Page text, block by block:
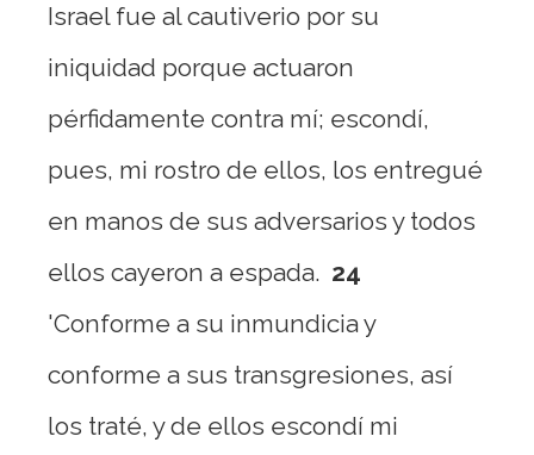
Israel fue al cautiverio por su
iniquidad porque actuaron
pérfidamente contra mí; escondí,
pues, mi rostro de ellos, los entregué
en manos de sus adversarios y todos
ellos cayeron a espada. 24
'Conforme a su inmundicia y
conforme a sus transgresiones, así
los traté, y de ellos escondí mi